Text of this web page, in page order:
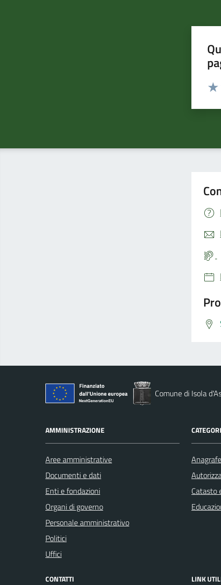
Comune di Isola
AMMINISTRAZIONE
Aree amministrative
Documenti e dati
Enti e fondazioni
Organi di governo
Personale amministrativo
Politici
Uffici
Catasto
CONTATTI LINK